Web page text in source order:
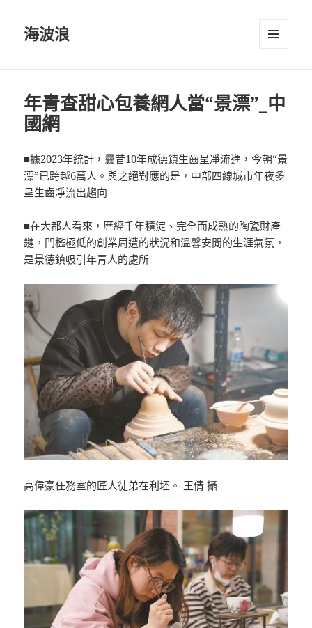
海波浪
年青查甜心包養網人當“景漂”_中
國網
■據2023年統計，曩昔10年成德鎮生齒呈凈流進，今朝“景
漂”已跨越6萬人。與之絕對應的是，中部四線城市年夜多
呈生齒凈流出趨向
■在大都人看來，歷經千年積淀、完全而成熟的陶瓷財產
鏈，門檻極低的創業周遭的狀況和溫馨安閒的生涯氣氛，
是景德鎮吸引年青人的處所
高偉豪任務室的匠人徒弟在利坯。 王倩 攝